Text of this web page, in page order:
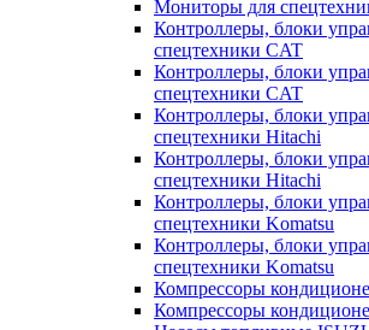
Мониторы для
Контроллеры, блоки
спецтехники CAT
Контроллеры, блоки
спецтехники CAT
Контроллеры, блоки
спецтехники Hitachi
Контроллеры, блоки
спецтехники Hitachi
Контроллеры, блоки
спецтехники Komatsu
Контроллеры, блоки
спецтехники Komatsu
Компрессоры
Компрессоры